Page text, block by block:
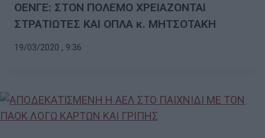
ΟΕΝΓΕ: ΣΤΟΝ ΠΟΛΕΜΟ ΧΡΕΙΑΖΟΝΤΑΙ
ΣΤΡΑΤΙΩΤΕΣ ΚΑΙ ΟΠΛΑ κ. ΜΗΤΣΟΤΑΚΗ
19/03/2020 , 9:36